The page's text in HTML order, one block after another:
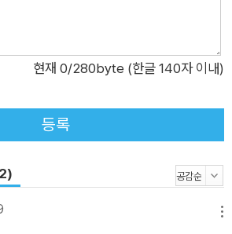
완전히 끊어야 한다고 말하려는 건 아니에
에 고기를 뚝 끊고 채식하며 살아가는
아요. 다만, 먹거리를 통해 자신의 신념에
위해 의식적으로 고기 섭취량을 줄이는 실
은 ‘기후 식사법’이 아닐까요? _ 프롤로그
기를 막기 위해 행동하는 10대 채식을
현재 0/280byte (한글 140자 이내)
등록